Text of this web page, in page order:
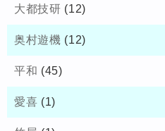
大都技研 (12)
奥村遊機 (12)
平和 (45)
愛喜 (1)